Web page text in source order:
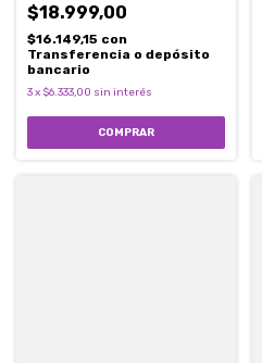
$18.999,00
$16.149,15 con
Transferencia o depósito
bancario
3x $6.333,00 sin interés